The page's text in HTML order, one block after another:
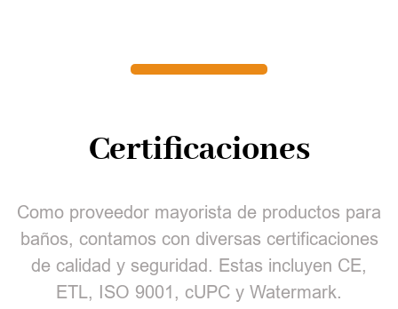
Certificaciones
Como proveedor mayorista de productos para
baños, contamos con diversas certificaciones
de calidad y seguridad. Estas incluyen CE,
ETL, ISO 9001, cUPC y Watermark.